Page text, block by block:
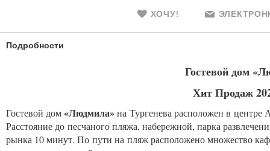
ХОЧУ!
Подробности
Гостевой дом
Хит Продаж
Гостевой дом«Людмила»на Тургенева расположен в
Расстояние до песчаного пляжа, набережной, парка
рынка 10 минут. По пути на пляж расположено множество